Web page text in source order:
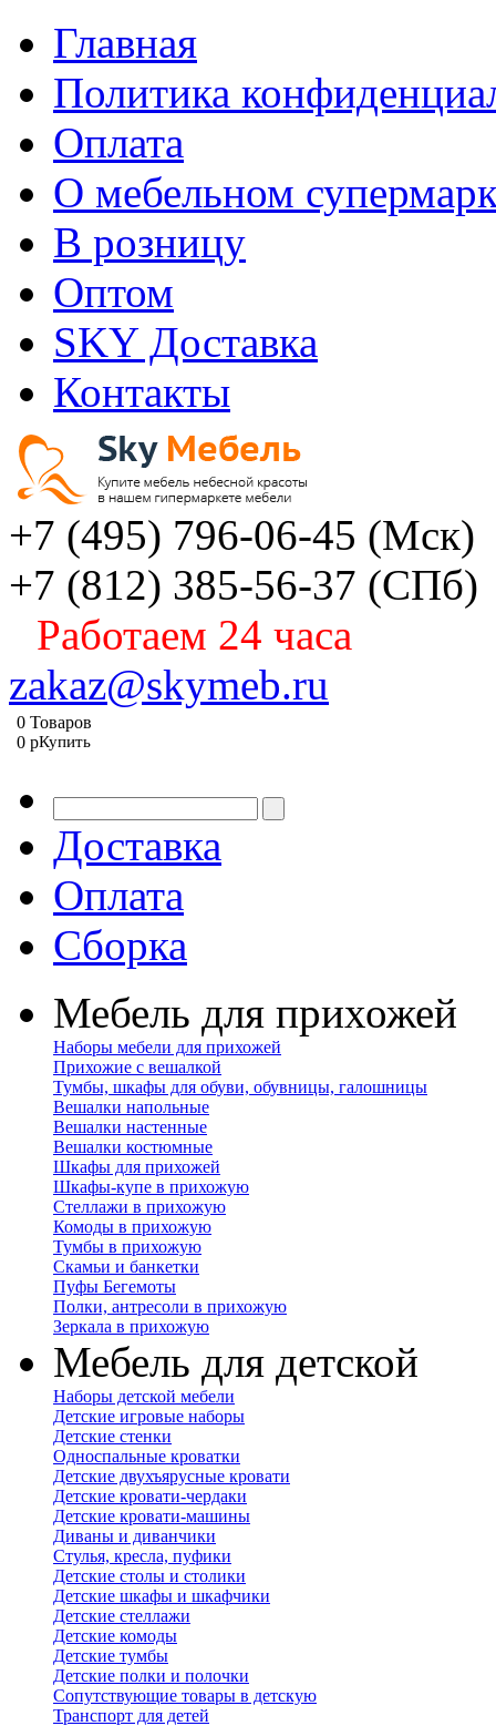
Главная
Политика
Оплата
О мебельном
В розницу
Оптом
SKY Доставка
Контакты
+7 (495) 796-06-45 (Мск)
+7 (812) 385-56-37 (СПб)
Работаем 24 часа
zakaz@skymeb.ru
0 Товаров
0 pКупить
Доставка
Оплата
Сборка
Мебель для прихожей
Наборы мебели для прихожей
Прихожие с вешалкой
Тумбы, шкафы для обуви, обувницы, галошницы
Вешалки напольные
Вешалки настенные
Вешалки костюмные
Шкафы для прихожей
Шкафы-купе в прихожую
Стеллажи в прихожую
Комоды в прихожую
Тумбы в прихожую
Скамьи и банкетки
Пуфы Бегемоты
Полки, антресоли в прихожую
Зеркала в прихожую
Мебель для детской
Наборы детской мебели
Детские игровые наборы
Детские стенки
Односпальные кроватки
Детские двухъярусные кровати
Детские кровати-чердаки
Детские кровати-машины
Диваны и диванчики
Стулья, кресла, пуфики
Детские столы и столики
Детские шкафы и шкафчики
Детские стеллажи
Детские комоды
Детские тумбы
Детские полки и полочки
Сопутствующие товары в детскую
Транспорт для детей